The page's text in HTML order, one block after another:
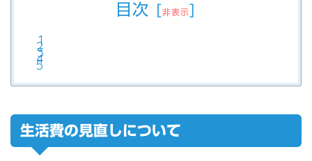
目次 [非表示]
生活費の見直しについて